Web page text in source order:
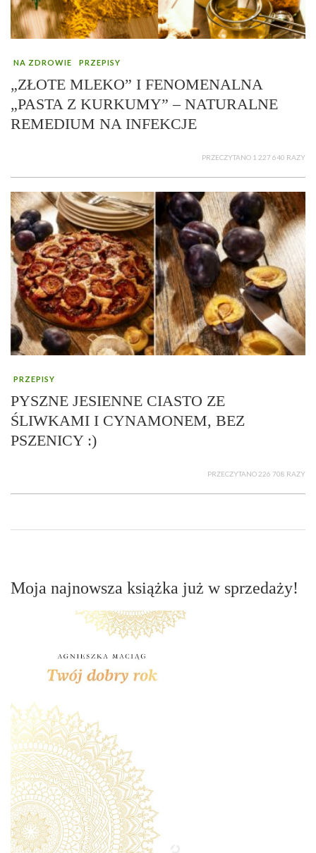
NA ZDROWIE PRZEPISY
„ZŁOTE MLEKO” I FENOMENALNA
„PASTA Z KURKUMY” – NATURALNE
REMEDIUM NA INFEKCJE
PRZECZYTANO 1 227 640 RAZY
PRZEPISY
PYSZNE JESIENNE CIASTO ZE
ŚLIWKAMI I CYNAMONEM, BEZ
PSZENICY :)
PRZECZYTANO 226 708 RAZY
Moja najnowsza książka już w sprzedaży!